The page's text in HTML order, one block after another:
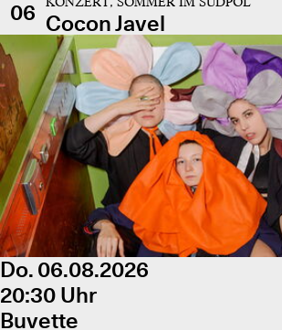
06 Cocon Javel
Do. 06.08.2026
20:30 Uhr
Buvette